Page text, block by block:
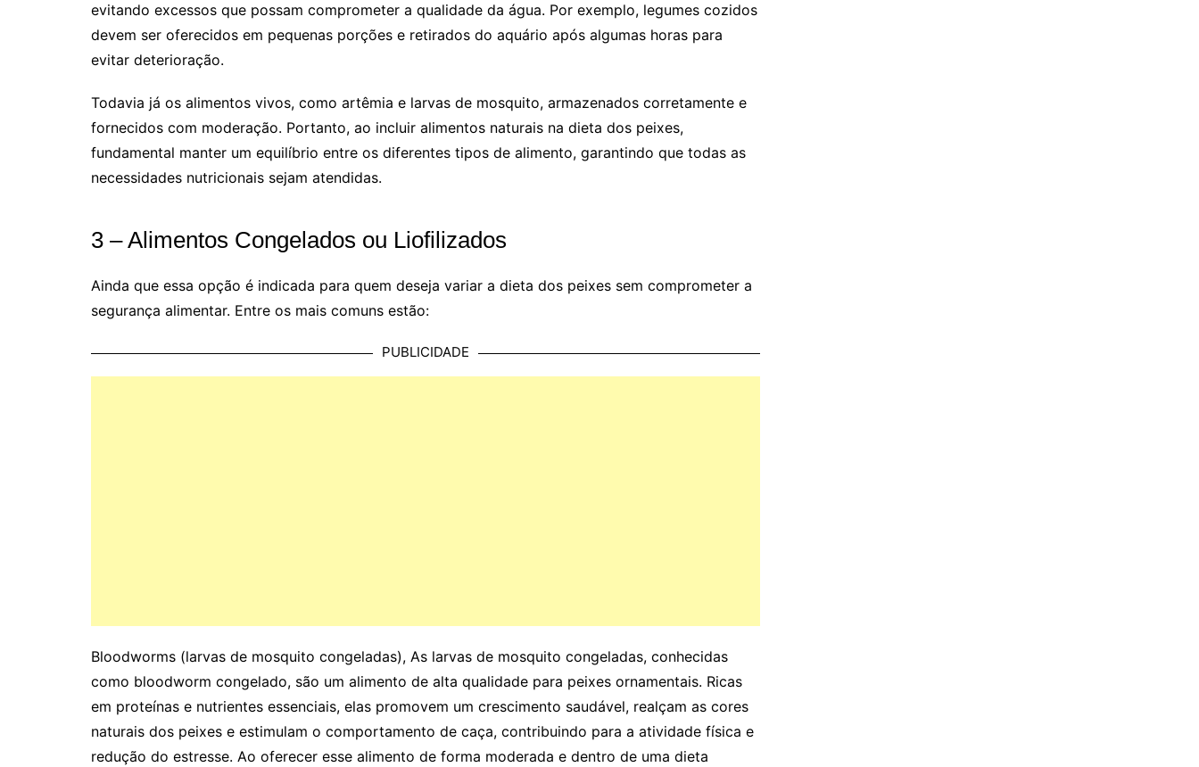
evitando excessos que possam comprometer a qualidade da água. Por exemplo, legumes cozidos
devem ser oferecidos em pequenas porções e retirados do aquário após algumas horas para
evitar deterioração.
Todavia já os alimentos vivos, como artêmia e larvas de mosquito, armazenados corretamente e
fornecidos com moderação. Portanto, ao incluir alimentos naturais na dieta dos peixes,
fundamental manter um equilíbrio entre os diferentes tipos de alimento, garantindo que todas as
necessidades nutricionais sejam atendidas.
3 – Alimentos Congelados ou Liofilizados
Ainda que essa opção é indicada para quem deseja variar a dieta dos peixes sem comprometer a
segurança alimentar. Entre os mais comuns estão:
PUBLICIDADE
Bloodworms (larvas de mosquito congeladas), As larvas de mosquito congeladas, conhecidas
como bloodworm congelado, são um alimento de alta qualidade para peixes ornamentais. Ricas
em proteínas e nutrientes essenciais, elas promovem um crescimento saudável, realçam as cores
naturais dos peixes e estimulam o comportamento de caça, contribuindo para a atividade física e
redução do estresse. Ao oferecer esse alimento de forma moderada e dentro de uma dieta